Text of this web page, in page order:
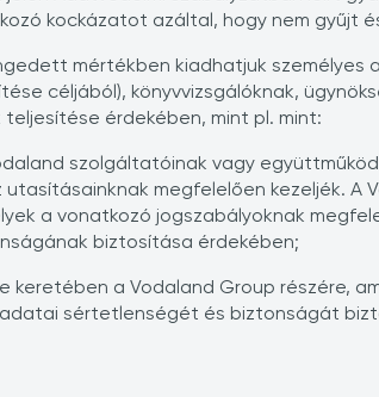
kockázatot azáltal, hogy nem gyűjt
mértékben kiadhatjuk
céljából), könyvvizsgálóknak,
érdekében, mint pl. mint:
szolgáltatóinak vagy
megfelelően kezeljék. A
a vonatkozó jogszabályoknak
biztosítása érdekében;
a Vodaland Group részére,
sértetlenségét és biztonságát